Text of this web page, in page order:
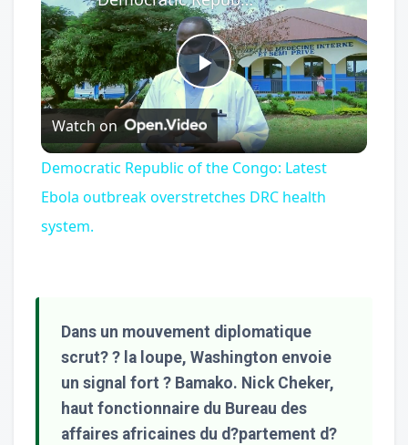
Play
Video
Watch on
Democratic Republic of the Congo: Latest
Ebola outbreak overstretches DRC health
system.
Dans un mouvement diplomatique
scrut? ? la loupe, Washington envoie
un signal fort ? Bamako. Nick Cheker,
haut fonctionnaire du Bureau des
affaires africaines du d?partement d?